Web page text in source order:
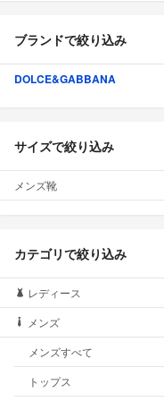
ブランドで絞り込み
DOLCE&GABBANA
サイズで絞り込み
メンズ靴
カテゴリで絞り込み
レディース
メンズ
メンズすべて
トップス